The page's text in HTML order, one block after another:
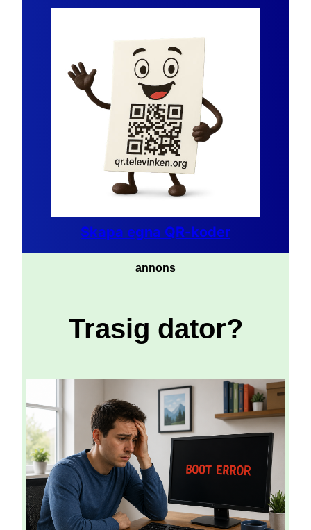
Skapa egna QR-koder
annons
Trasig dator?